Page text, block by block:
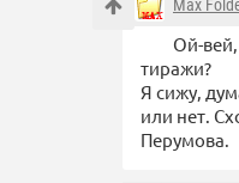
Max
Ой-
тиражи?
Я сижу,
или нет.
Перумова.